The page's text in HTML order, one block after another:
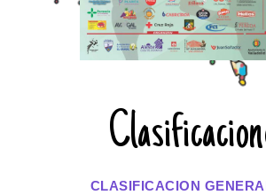
CLASIFICACION